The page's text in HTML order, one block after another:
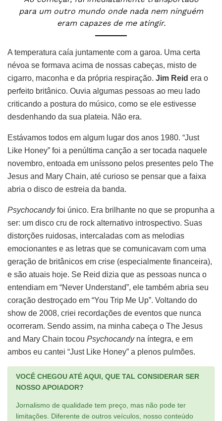
para um outro mundo onde nada nem ninguém
eram capazes de me atingir.
A temperatura caía juntamente com a garoa. Uma certa
névoa se formava acima de nossas cabeças, misto de
cigarro, maconha e da própria respiração. Jim Reid era o
perfeito britânico. Ouvia algumas pessoas ao meu lado
criticando a postura do músico, como se ele estivesse
desdenhando da sua plateia. Não era.
Estávamos todos em algum lugar dos anos 1980. “Just
Like Honey” foi a penúltima canção a ser tocada naquele
novembro, entoada em uníssono pelos presentes pelo The
Jesus and Mary Chain, até curioso se pensar que a faixa
abria o disco de estreia da banda.
Psychocandyfoi único. Era brilhante no que se propunha a
ser: um disco cru de rock alternativo introspectivo. Suas
distorções ruidosas, intercaladas com as melodias
emocionantes e as letras que se comunicavam com uma
geração de britânicos em crise (especialmente financeira),
e são atuais hoje. Se Reid dizia que as pessoas nunca o
entendiam em “Never Understand”, ele também abria seu
coração destroçado em “You Trip Me Up”. Voltando do
show de 2008, criei recordações de eventos que nunca
ocorreram. Sendo assim, na minha cabeça o The Jesus
and Mary Chain tocou Psychocandyna íntegra, e em
ambos eu cantei “Just Like Honey” a plenos pulmões.
VOCÊ CHEGOU ATÉ AQUI, QUE TAL CONSIDERAR SER
NOSSO APOIADOR?
Jornalismo de qualidade tem preço, mas não pode ter
limitações. Diferente de outros veículos, nosso conteúdo